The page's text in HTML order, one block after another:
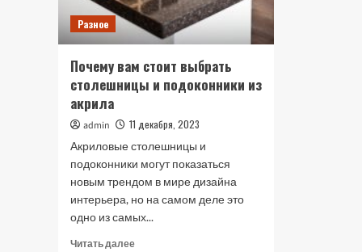
Разное
Почему вам стоит выбрать
столешницы и подоконники из
акрила
admin
11 декабря, 2023
Акриловые столешницы и
подоконники могут показаться
новым трендом в мире дизайна
интерьера, но на самом деле это
одно из самых...
Читать далееПрочитать